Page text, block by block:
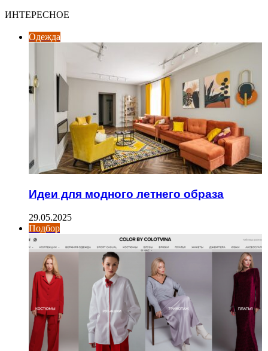
ИНТЕРЕСНОЕ
Одежда
Идеи для модного летнего образа
29.05.2025
Подбор